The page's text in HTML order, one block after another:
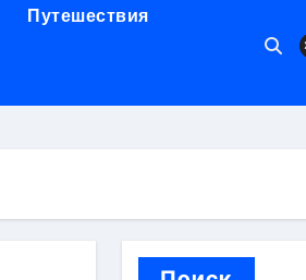
персональный подход
импланта за один день
томографе
Путешествия